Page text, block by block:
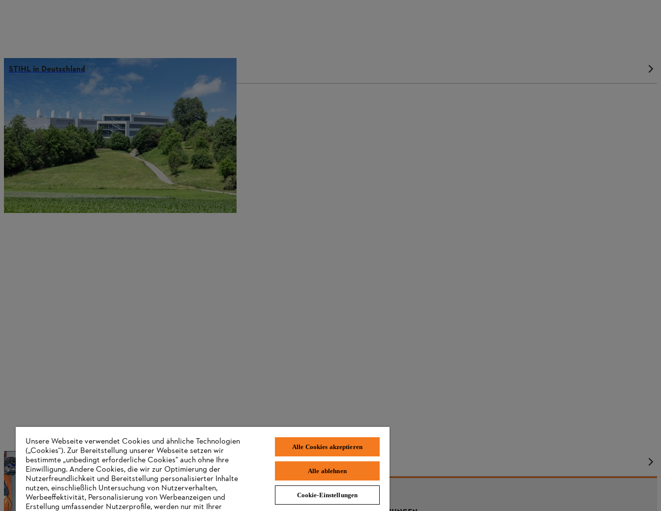
STIHL in Deutschland
Über STIHL
Informationen für Lieferanten
Unsere Webseite verwendet Cookies und ähnliche Technologien
(„Cookies“). Zur Bereitstellung unserer Webseite setzen wir
bestimmte „unbedingt erforderliche Cookies" auch ohne Ihre
Einwilligung. Andere Cookies, die wir zur Optimierung der
Nutzerfreundlichkeit und Bereitstellung personalisierter Inhalte
nutzen, einschließlich Untersuchung von Nutzerverhalten,
Werbeeffektivität, Personalisierung von Werbeanzeigen und
Erstellung umfassender Nutzerprofile, werden nur mit Ihrer
Alle Cookies akzeptieren
Alle ablehnen
Cookie-Einstellungen